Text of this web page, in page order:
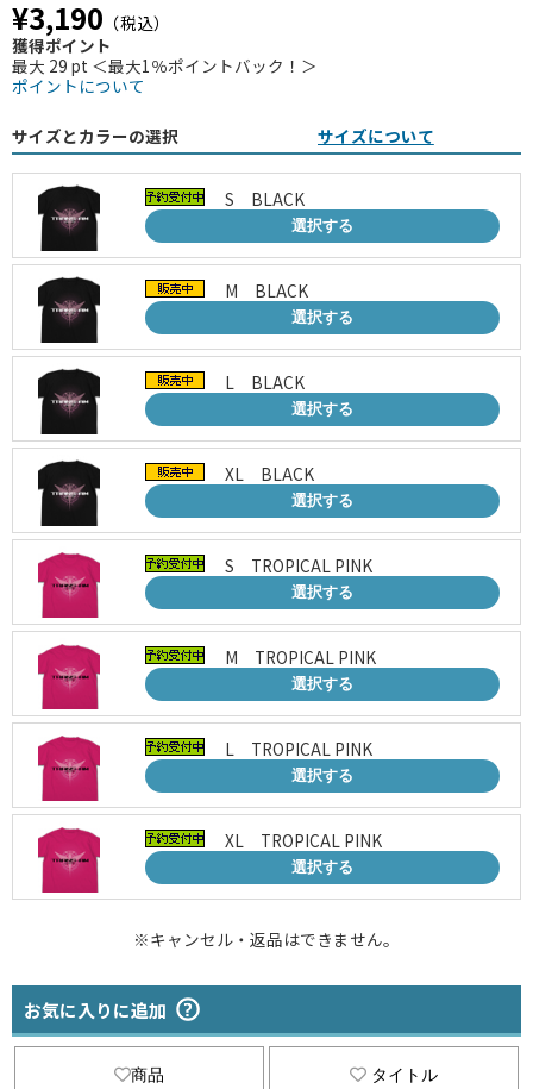
¥3,190 （税込）
獲得ポイント
最大 29 pt ＜最大1％ポイントバック！＞
ポイントについて
サイズとカラーの選択 サイズについて
S BLACK
選択する
M BLACK
選択する
L BLACK
選択する
XL BLACK
選択する
S TROPICAL PINK
選択する
M TROPICAL PINK
選択する
L TROPICAL PINK
選択する
XL TROPICAL PINK
選択する
※キャンセル・返品はできません。
お気に入りに追加
商品 タイトル